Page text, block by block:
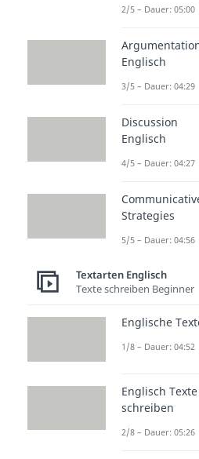
Du erfährst,
musst und
wichtig
Gedanken
schreiben
Bereich
Writing
comme
nt -
e
04:29
2/5 – Dauer: 05:00
Englisch
3/5 – Dauer: 04:29
Discussion
Englisch
4/5 – Dauer: 04:27
Strategies
5/5 – Dauer: 04:56
Textarten Englisch
Texte schreiben Beginner
Englische
1/8 – Dauer: 04:52
Englisch Texte
schreiben
2/8 – Dauer: 05:26